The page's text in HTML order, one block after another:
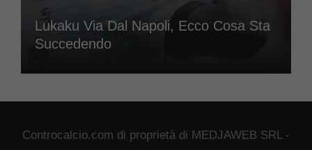
Lukaku Via Dal Napoli, Ecco Cosa Sta
Succedendo
Controcalcio.com di proprietà di MEDJAWEB SRL -